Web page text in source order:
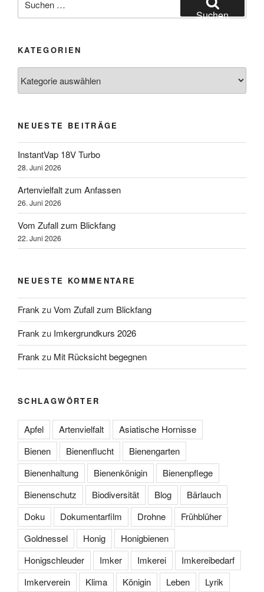
nach:
Suchen
KATEGORIEN
NEUESTE BEITRÄGE
InstantVap 18V Turbo
28. Juni 2026
Artenvielfalt zum Anfassen
26. Juni 2026
Vom Zufall zum Blickfang
22. Juni 2026
NEUESTE KOMMENTARE
FrankzuVom Zufall zum Blickfang
Frankzu Imkergrundkurs 2026
Frankzu Mit Rücksicht begegnen
SCHLAGWÖRTER
Apfel Artenvielfalt
Asiatische Hornisse
Bienen
Bienenflucht
Bienengarten
Bienenhaltung
Bienenkönigin
Bienenpflege
Bienenschutz
Biodiversität Blog
Bärlauch
Doku
Dokumentarfilm Drohne
Frühblüher
Goldnessel
Honig
Honigbienen
Honigschleuder
Imker Imkerei
Imkereibedarf
Imkerverein
Klima Königin Leben
Lyrik